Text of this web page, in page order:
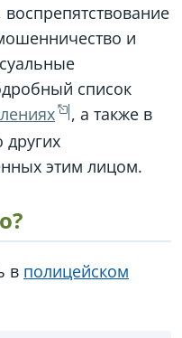
и
список
, а также в
других
этим лицом.
в полицейском